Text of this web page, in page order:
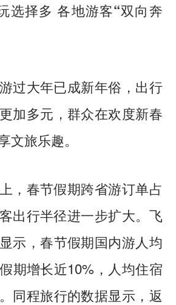
选择多 各地游客“双向奔
大年已成新年俗，出行
加多元，群众在欢度新春
文旅乐趣。
春节假期跨省游订单占
出行半径进一步扩大。飞
示，春节假期国内游人均
期增长近10%，人均住宿
同程旅行的数据显示，返